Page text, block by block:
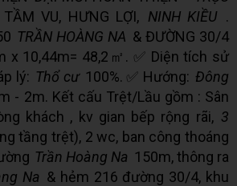
VU, HƯNG LỢI, NINH KIỀU .
TRẦN HOÀNG NA & ĐƯỜNG 30/4
x 10,44m= 48,2㎡. ✅ Diện tích sử
lý: Thổ cư 100%. ✅ Hướng: Đông
- 2m. Kết cấu Trệt/Lầu gồm : Sân
khách , kv gian bếp rộng rãi, 3
tầng trệt), 2 wc, ban công thoáng
Trần Hoàng Na 150m, thông ra
Na & hẻm 216 đường 30/4, khu